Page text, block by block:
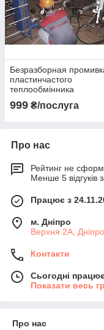
Безразборная
пластинчастого
теплообмінника
999 ₴/послуга
Про нас
Рейтинг не
Менше 5 відгуків
Працює з
м. Дніпро
Верхня 2А,
Контакти
Сьогодні
Показати весь
Про нас